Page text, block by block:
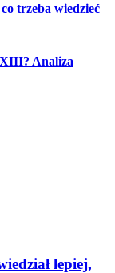
trzeba wiedzieć
XIII? Analiza
lepiej,